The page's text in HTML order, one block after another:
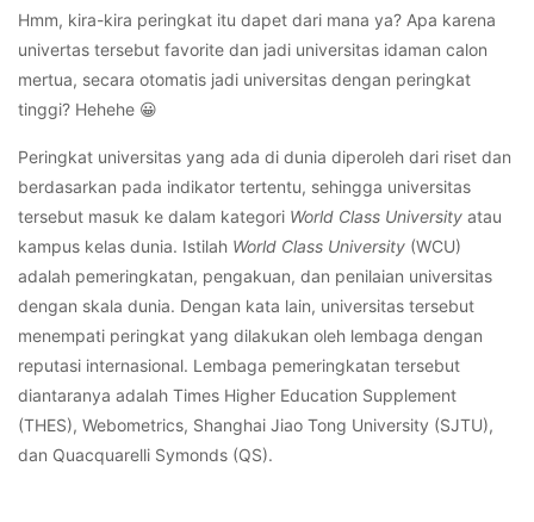
Hmm, kira-kira peringkat itu dapet dari mana ya? Apa karena
univertas tersebut favorite dan jadi universitas idaman calon
mertua, secara otomatis jadi universitas dengan peringkat
tinggi? Hehehe 😀
Peringkat universitas yang ada di dunia diperoleh dari riset dan
berdasarkan pada indikator tertentu, sehingga universitas
tersebut masuk ke dalam kategori World Class University atau
kampus kelas dunia. Istilah World Class University (WCU)
adalah pemeringkatan, pengakuan, dan penilaian universitas
dengan skala dunia. Dengan kata lain, universitas tersebut
menempati peringkat yang dilakukan oleh lembaga dengan
reputasi internasional. Lembaga pemeringkatan tersebut
diantaranya adalah Times Higher Education Supplement
(THES), Webometrics, Shanghai Jiao Tong University (SJTU),
dan Quacquarelli Symonds (QS).